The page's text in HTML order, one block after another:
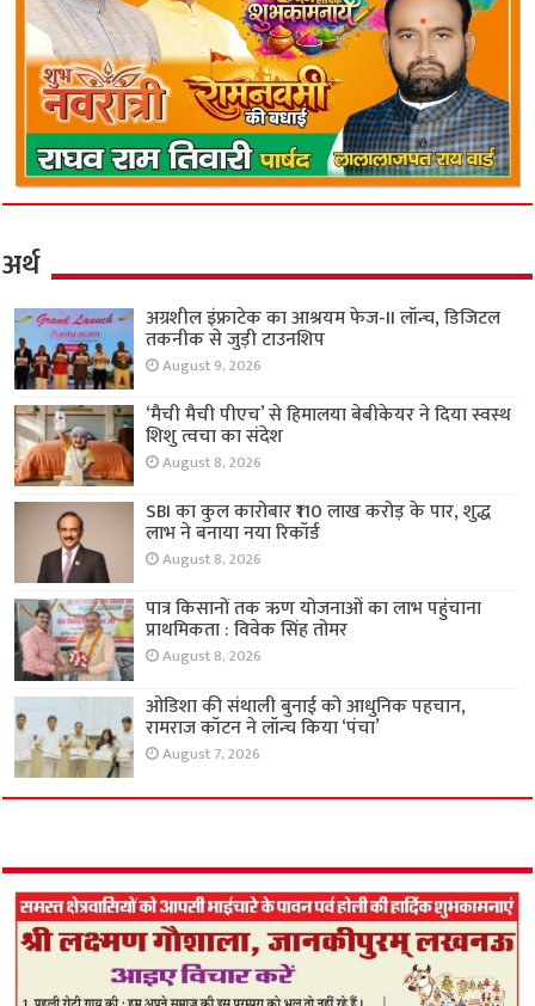
अर्थ
अग्रशील इंफ्राटेक का आश्रयम फेज-II लॉन्च, डिजिटल
तकनीक से जुड़ी टाउनशिप
August 9, 2026
‘मैची मैची पीएच’ से हिमालया बेबीकेयर ने दिया स्वस्थ
शिशु त्वचा का संदेश
August 8, 2026
SBI का कुल कारोबार ₹110 लाख करोड़ के पार, शुद्ध
लाभ ने बनाया नया रिकॉर्ड
August 8, 2026
पात्र किसानों तक ऋण योजनाओं का लाभ पहुंचाना
प्राथमिकता : विवेक सिंह तोमर
August 8, 2026
ओडिशा की संथाली बुनाई को आधुनिक पहचान,
रामराज कॉटन ने लॉन्च किया ‘पंचा’
August 7, 2026